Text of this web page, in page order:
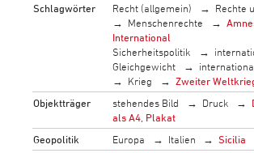
Schlagwörter
Recht (allgemein)
Rechte
Menschenrechte
International
Sicherheitspolitik
Gleichgewicht
Krieg
Zweiter
Objektträger
stehendes Bild Druck
als A4, Plakat
Geopolitik
Europa Italien
Sicilia